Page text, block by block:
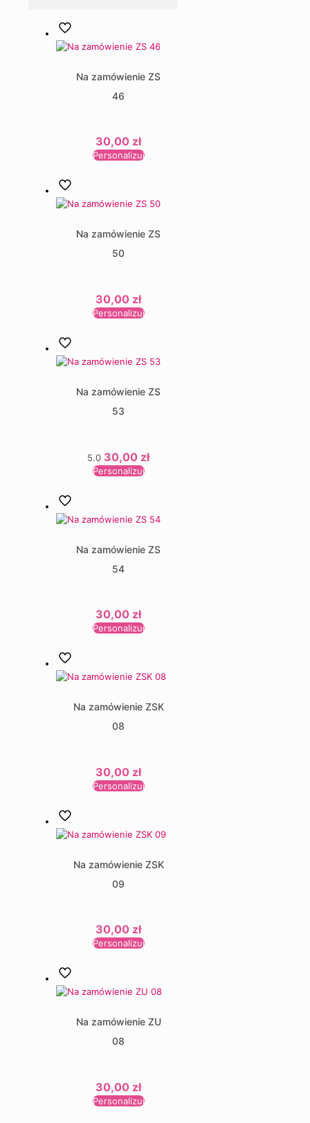
Na zamówienie ZS
46
30,00 zł
Personalizuj
Na zamówienie ZS
50
30,00 zł
Personalizuj
Na zamówienie ZS
53
5.0 30,00 zł
Personalizuj
Na zamówienie ZS
54
30,00 zł
Personalizuj
Na zamówienie ZSK
08
30,00 zł
Personalizuj
Na zamówienie ZSK
09
30,00 zł
Personalizuj
Na zamówienie ZU
08
30,00 zł
Personalizuj